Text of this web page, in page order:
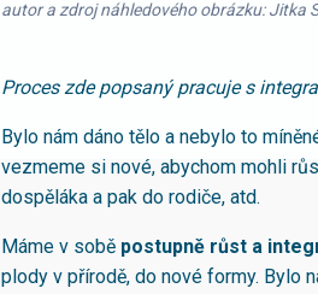
autor a zdroj náhledového obrázku: Jitka
Proces zde popsaný pracuje s
Bylo nám dáno tělo a nebylo to
vezmeme si nové, abychom mohli
dospěláka a pak do rodiče, atd.
Máme v sobě postupně růst a
plody v přírodě, do nové formy. Bylo